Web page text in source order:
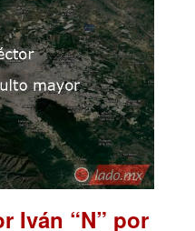
Iván “N” por